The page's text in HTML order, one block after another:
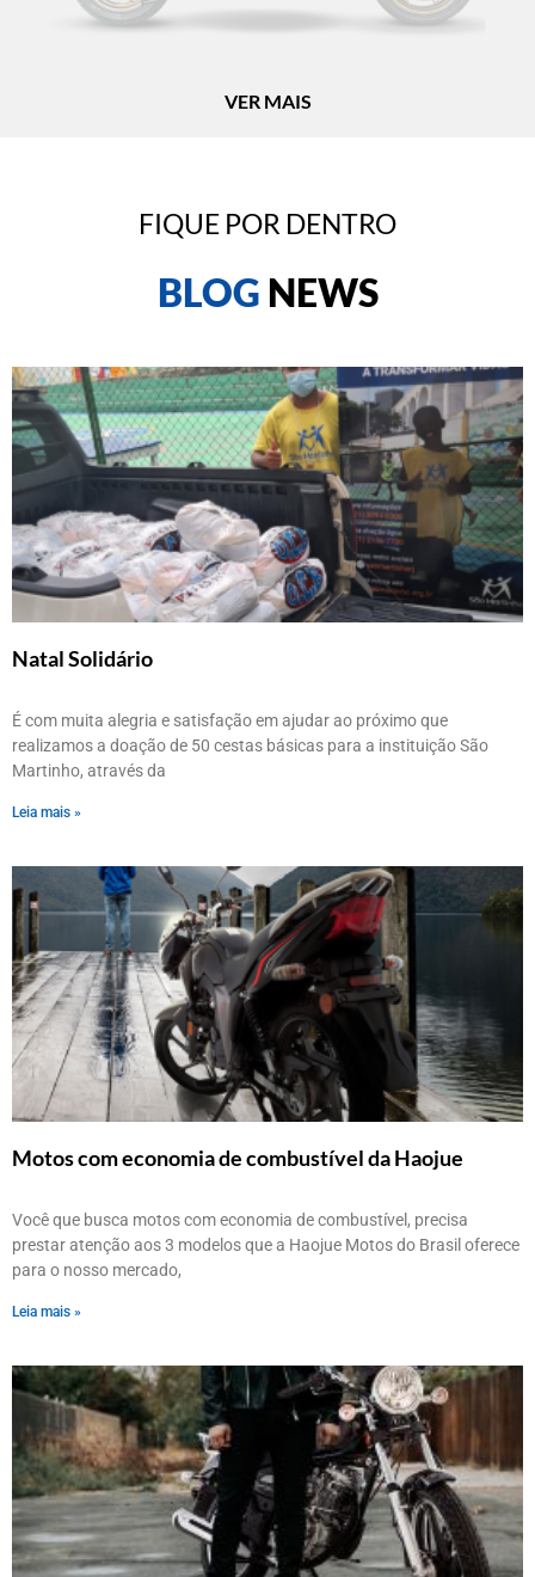
VER MAIS
FIQUE POR DENTRO​
BLOG NEWS
Natal Solidário
É com muita alegria e satisfação em ajudar ao próximo que
realizamos a doação de 50 cestas básicas para a instituição São
Martinho, através da
Leia mais »
Motos com economia de combustível da Haojue
Você que busca motos com economia de combustível, precisa
prestar atenção aos 3 modelos que a Haojue Motos do Brasil oferece
para o nosso mercado,
Leia mais »